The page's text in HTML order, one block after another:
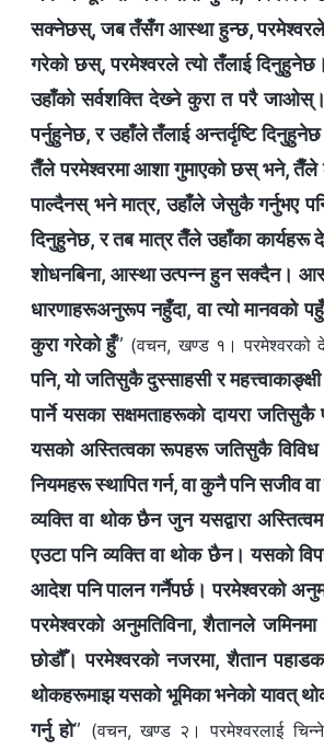
सक्नेछस्, जब तँसँग आस्था हुन्छ, परमेश्‍वरले
गरेको छस्, परमेश्‍वरले त्यो तँलाई
उहाँको सर्वशक्ति देख्‍ने कुरा त परै
पर्नुहुनेछ, र उहाँले तँलाई अन्तर्दृष्टि
तैँले परमेश्‍वरमा आशा गुमाएको छस् भने,
पाल्दैनस् भने मात्र, उहाँले जेसुकै गर्नुभए
दिनुहुनेछ, र तब मात्र तैँले उहाँका
शोधनबिना, आस्था उत्पन्न हुन सक्दैन।
धारणाहरूअनुरूप नहुँदा, वा त्यो मानवको
कुरा गरेको हुँ” (वचन, खण्ड १। परमेश्‍वरको
पनि, यो जतिसुकै दुस्साहसी र
पार्ने यसका सक्षमताहरूको दायरा
यसको अस्तित्वका रूपहरू जतिसुकै विविध
नियमहरू स्थापित गर्न, वा कुनै पनि सजीव
व्यक्ति वा थोक छैन जुन यसद्वारा
एउटा पनि व्यक्ति वा थोक छैन। यसको
आदेश पनि पालन गर्नैपर्छ। परमेश्‍वरको
परमेश्‍वरको अनुमतिविना, शैतानले
छोडौँ। परमेश्‍वरको नजरमा, शैतान
थोकहरूमाझ यसको भूमिका भनेको यावत्
गर्नु हो” (वचन, खण्ड २। परमेश्‍वरलाई चिन्‍ने